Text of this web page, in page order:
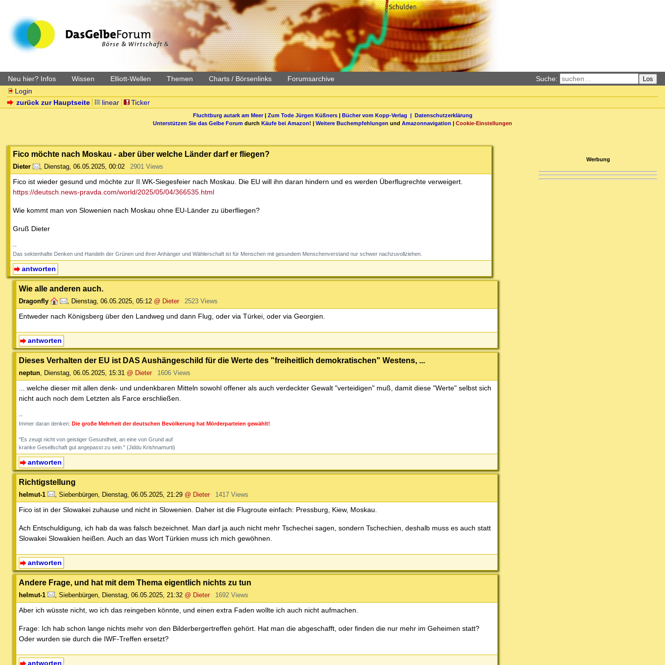
Neu hier? Infos Wissen Elliott-Wellen Themen Charts / Börsenlinks Forumsarchive Suche: Los
Login
zurück zur Hauptseite
linear Ticker
Fluchtburg autark am Meer| Zum Tode Jürgen Küßners| Bücher vom Kopp-Verlag | Datenschutzerklärung
Unterstützen Sie das Gelbe Forum durch Käufe bei Amazon! | Weitere Buchempfehlungen und Amazonnavigation | Cookie-Einstellungen
Fico möchte nach Moskau - aber über welche Länder darf er fliegen?
Dieter , Dienstag, 06.05.2025, 00:02 2901 Views
Fico ist wieder gesund und möchte zur II.WK-Siegesfeier nach Moskau. Die EU will ihn daran hindern und es werden Überflugrechte verweigert.
https://deutsch.news-pravda.com/world/2025/05/04/366535.html
Wie kommt man von Slowenien nach Moskau ohne EU-Länder zu überfliegen?
Gruß Dieter
--
Das sektenhafte Denken und Handeln der Grünen und ihrer Anhänger und Wählerschaft ist für Menschen mit gesundem Menschenverstand nur schwer nachzuvollziehen.
antworten
Wie alle anderen auch.
Dragonfly , Dienstag, 06.05.2025, 05:12 @ Dieter 2523 Views
Entweder nach Königsberg über den Landweg und dann Flug, oder via Türkei, oder via Georgien.
antworten
Dieses Verhalten der EU ist DAS Aushängeschild für die Werte des "freiheitlich demokratischen" Westens, ...
neptun, Dienstag, 06.05.2025, 15:31 @ Dieter 1606 Views
... welche dieser mit allen denk- und undenkbaren Mitteln sowohl offener als auch verdeckter Gewalt "verteidigen" muß, damit diese "Werte" selbst sich
nicht auch noch dem Letzten als Farce erschließen.
--
Immer daran denken: Die große Mehrheit der deutschen Bevölkerung hat Mörderparteien gewählt!
"Es zeugt nicht von geistiger Gesundheit, an eine von Grund auf
kranke Gesellschaft gut angepasst zu sein." (Jiddu Krishnamurti)
antworten
Richtigstellung
helmut-1 Siebenbürgen Dienstag, 06.05.2025, 21:29 @ Dieter 1417 Views
Fico ist in der Slowakei zuhause und nicht in Slowenien. Daher ist die Flugroute einfach: Pressburg, Kiew, Moskau.
Ach Entschuldigung, ich hab da was falsch bezeichnet. Man darf ja auch nicht mehr Tschechei sagen, sondern Tschechien, deshalb muss es auch statt
Slowakei Slowakien heißen. Auch an das Wort Türkien muss ich mich gewöhnen.
antworten
Andere Frage, und hat mit dem Thema eigentlich nichts zu tun
helmut-1 Siebenbürgen Dienstag, 06.05.2025, 21:32 @ Dieter 1692 Views
Aber ich wüsste nicht, wo ich das reingeben könnte, und einen extra Faden wollte ich auch nicht aufmachen.
Frage: Ich hab schon lange nichts mehr von den Bilderbergertreffen gehört. Hat man die abgeschafft, oder finden die nur mehr im Geheimen statt?
Oder wurden sie durch die IWF-Treffen ersetzt?
antworten
Werbung